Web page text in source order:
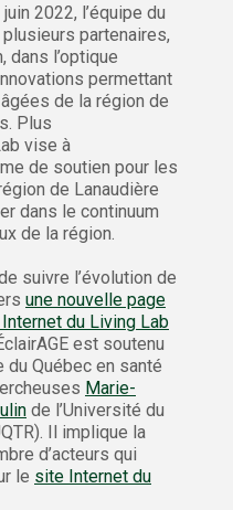
2022, l’équipe du
partenaires,
dans l’optique
permettant
de la région de
Plus
vise à
de soutien pour les
de Lanaudière
dans le continuum
de la région.
suivre l’évolution de
une nouvelle page
du Living Lab
est soutenu
Québec en santé
Marie-
de l’Université du
Il implique la
d’acteurs qui
le site Internet du